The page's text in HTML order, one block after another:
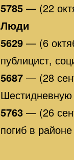
5785 — (22
Люди
5629 — (6
публицист,
5687 — (28
5763 — (26
погиб в